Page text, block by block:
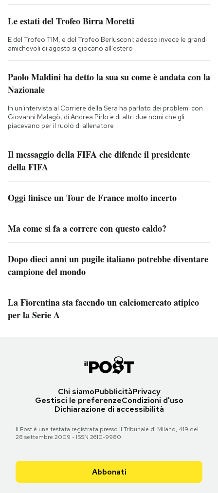
Le estati del Trofeo Birra Moretti
E del Trofeo TIM, e del Trofeo Berlusconi; adesso invece le grandi
amichevoli di agosto si giocano all'estero
Paolo Maldini ha detto la sua su come è andata con la
Nazionale
In un'intervista al Corriere della Sera ha parlato dei problemi con
Giovanni Malagò, di Andrea Pirlo e di altri due nomi che gli
piacevano per il ruolo di allenatore
Il messaggio della FIFA che difende il presidente
della FIFA
Oggi finisce un Tour de France molto incerto
Ma come si fa a correre con questo caldo?
Dopo dieci anni un pugile italiano potrebbe diventare
campione del mondo
La Fiorentina sta facendo un calciomercato atipico
per la Serie A
Chi siamoPubblicitàPrivacy
Gestisci le preferenzeCondizioni d'uso
Dichiarazione di accessibilità
Il Post è una testata registrata presso il Tribunale di Milano, 419 del
28 settembre 2009 - ISSN 2610-9980
Abbonati